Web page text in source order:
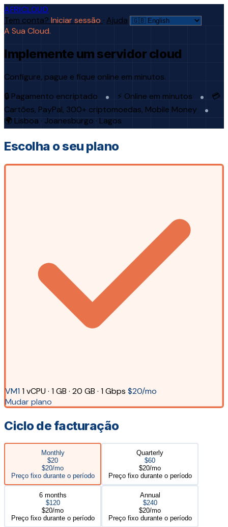
AFRICLOUD
Tem conta? Iniciar sessão · Ajuda
A Sua Cloud.
Implemente um servidor cloud
Configure, pague e fique online em minutos.
🔒 Pagamento encriptado
⚡ Online em minutos
💳
Cartões, PayPal, 300+ criptomoedas, Mobile Money
🌍 Lisboa · Joanesburgo · Lagos
Escolha o seu plano
VM1 1 vCPU · 1 GB · 20 GB · 1 Gbps $20/mo
Mudar plano
Ciclo de facturação
Monthly
$20
$20/mo
Preço fixo durante o período
Quarterly
$60
$20/mo
Preço fixo durante o período
6 months
$120
$20/mo
Preço fixo durante o período
Annual
$240
$20/mo
Preço fixo durante o período